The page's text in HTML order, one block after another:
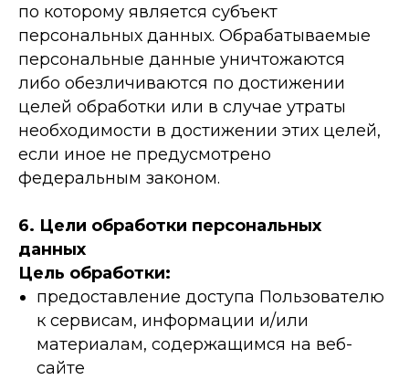
по которому является субъект
персональных данных. Обрабатываемые
персональные данные уничтожаются
либо обезличиваются по достижении
целей обработки или в случае утраты
необходимости в достижении этих целей,
если иное не предусмотрено
федеральным законом.
6. Цели обработки персональных
данных
Цель обработки:
предоставление доступа Пользователю
к сервисам, информации и/или
материалам, содержащимся на веб-
сайте